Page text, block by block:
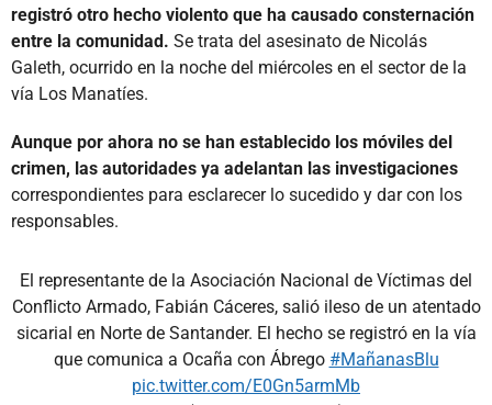
registró otro hecho violento que ha causado consternación
entre la comunidad. Se trata del asesinato de Nicolás
Galeth, ocurrido en la noche del miércoles en el sector de la
vía Los Manatíes.
Aunque por ahora no se han establecido los móviles del
crimen, las autoridades ya adelantan las investigaciones
correspondientes para esclarecer lo sucedido y dar con los
responsables.
El representante de la Asociación Nacional de Víctimas del
Conflicto Armado, Fabián Cáceres, salió ileso de un atentado
sicarial en Norte de Santander. El hecho se registró en la vía
que comunica a Ocaña con Ábrego #MañanasBlu
pic.twitter.com/E0Gn5armMb